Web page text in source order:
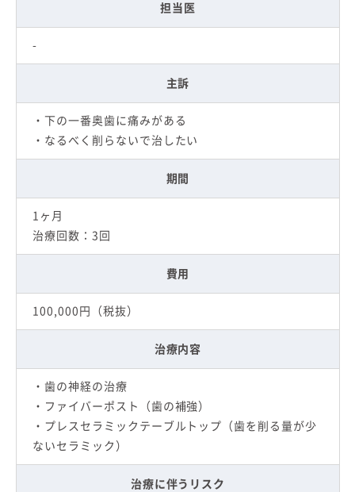
担当医
-
主訴
・下の一番奥歯に痛みがある
・なるべく削らないで治したい
期間
1ヶ月
治療回数：3回
費用
100,000円（税抜）
治療内容
・歯の神経の治療
・ファイバーポスト（歯の補強）
・プレスセラミックテーブルトップ（歯を削る量が少
ないセラミック）
治療に伴うリスク